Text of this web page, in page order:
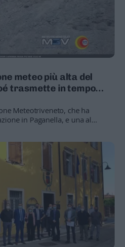
meteo più alta del
trasmette in tempo
consultabili da tutti)
Meteotriveneto, che ha
in Paganella, e una al